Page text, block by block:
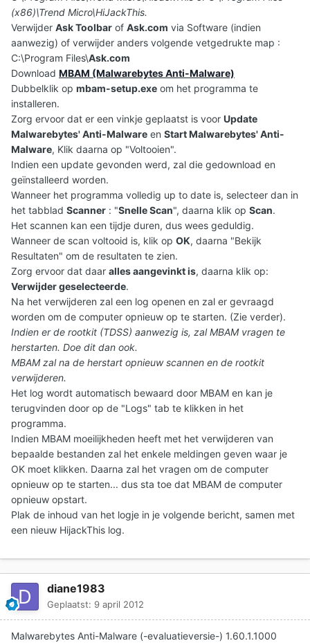
(x86)\Trend Micro\HiJackThis.
Verwijder Ask Toolbar of Ask.com via Software (indien
aanwezig) of verwijder anders volgende vetgedrukte map :
C:\Program Files\Ask.com
Download MBAM (Malwarebytes Anti-Malware)
Dubbelklik op mbam-setup.exe om het programma te
installeren.
Zorg ervoor dat er een vinkje geplaatst is voor Update
Malwarebytes' Anti-Malware en Start Malwarebytes' Anti-
Malware, Klik daarna op "Voltooien".
Indien een update gevonden werd, zal die gedownload en
geïnstalleerd worden.
Wanneer het programma volledig up to date is, selecteer dan in
het tabblad Scanner : "Snelle Scan", daarna klik op Scan.
Het scannen kan een tijdje duren, dus wees geduldig.
Wanneer de scan voltooid is, klik op OK, daarna "Bekijk
Resultaten" om de resultaten te zien.
Zorg ervoor dat daar alles aangevinkt is, daarna klik op:
Verwijder geselecteerde.
Na het verwijderen zal een log openen en zal er gevraagd
worden om de computer opnieuw op te starten. (Zie verder).
Indien er de rootkit (TDSS) aanwezig is, zal MBAM vragen te
herstarten. Doe dit dan ook.
MBAM zal na de herstart opnieuw scannen en de rootkit
verwijderen.
Het log wordt automatisch bewaard door MBAM en kan je
terugvinden door op de "Logs" tab te klikken in het
programma.
Indien MBAM moeilijkheden heeft met het verwijderen van
bepaalde bestanden zal het enkele meldingen geven waar je
OK moet klikken. Daarna zal het vragen om de computer
opnieuw op te starten... dus sta toe dat MBAM de computer
opnieuw opstart.
Plak de inhoud van het logje in je volgende bericht, samen met
een nieuw HijackThis log.
diane1983
Geplaatst: 9 april 2012
Malwarebytes Anti-Malware (-evaluatieversie-) 1.60.1.1000